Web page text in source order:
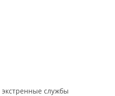
службы